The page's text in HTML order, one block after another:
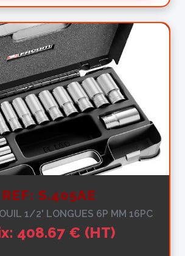
REF: S.405AE
1/2' LONGUES 6P MM 16PC
408.67 € (HT)